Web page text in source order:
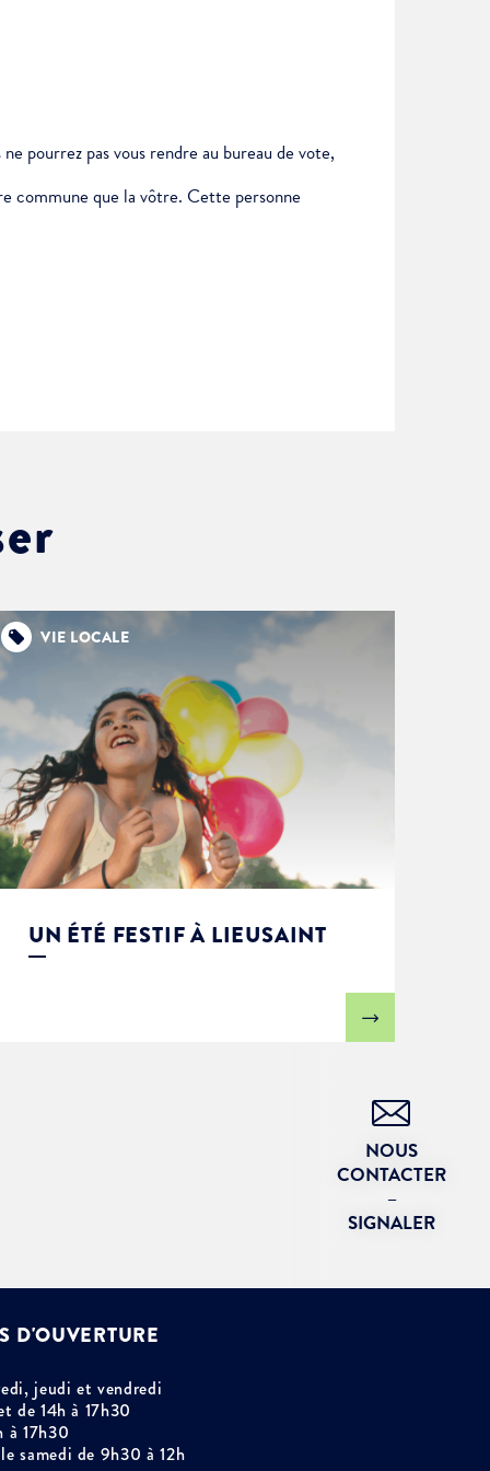
pourrez pas vous rendre au bureau de vote,
commune que la vôtre. Cette personne
VIE LOCALE
UN ÉTÉ FESTIF À LIEUSAINT
NOUS
CONTACTER
–
SIGNALER
D'OUVERTURE
jeudi et vendredi
de 14h à 17h30
à 17h30
samedi de 9h30 à 12h